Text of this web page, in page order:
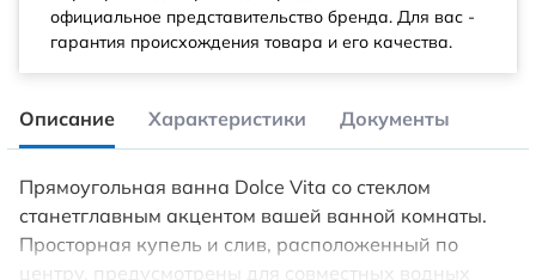
официальное представительство бренда. Для вас -
гарантия происхождения товара и его качества.
Описание Характеристики Документы
Прямоугольная ванна Dolce Vita со стеклом
станетглавным акцентом вашей ванной комнаты.
Просторная купель и слив, расположенный по
центру, предусмотрены для совместных водных